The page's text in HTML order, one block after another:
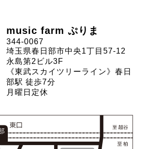
music farm ぷりま
344-0067
埼玉県春日部市中央1丁目57-12
永島第2ビル3F
《東武スカイツリーライン》春日
部駅 徒歩7分
月曜日定休